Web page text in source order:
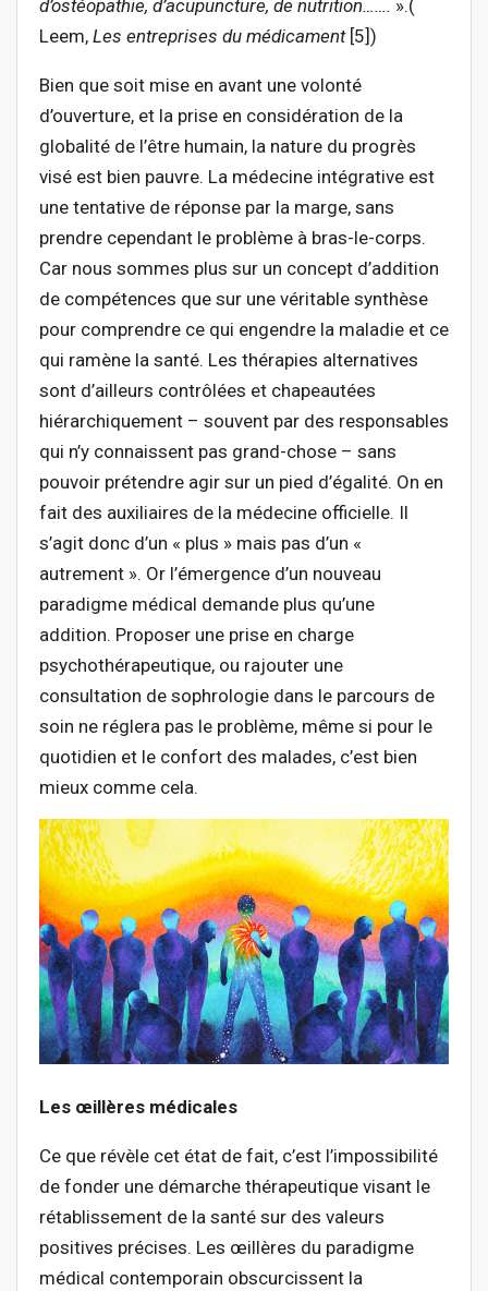
d’ostéopathie, d’acupuncture, de nutrition……. ».(
Leem, Les entreprises du médicament[5])
Bien que soit mise en avant une volonté
d’ouverture, et la prise en considération de la
globalité de l’être humain, la nature du progrès
visé est bien pauvre. La médecine intégrative est
une tentative de réponse par la marge, sans
prendre cependant le problème à bras-le-corps.
Car nous sommes plus sur un concept d’addition
de compétences que sur une véritable synthèse
pour comprendre ce qui engendre la maladie et ce
qui ramène la santé. Les thérapies alternatives
sont d’ailleurs contrôlées et chapeautées
hiérarchiquement – souvent par des responsables
qui n’y connaissent pas grand-chose – sans
pouvoir prétendre agir sur un pied d’égalité. On en
fait des auxiliaires de la médecine officielle. Il
s’agit donc d’un « plus » mais pas d’un «
autrement ». Or l’émergence d’un nouveau
paradigme médical demande plus qu’une
addition. Proposer une prise en charge
psychothérapeutique, ou rajouter une
consultation de sophrologie dans le parcours de
soin ne réglera pas le problème, même si pour le
quotidien et le confort des malades, c’est bien
mieux comme cela.
Les œillères médicales
Ce que révèle cet état de fait, c’est l’impossibilité
de fonder une démarche thérapeutique visant le
rétablissement de la santé sur des valeurs
positives précises. Les œillères du paradigme
médical contemporain obscurcissent la